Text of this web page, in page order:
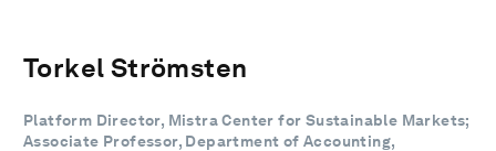
Torkel Strömsten
Platform Director, Mistra Center for Sustainable Markets;
Associate Professor, Department of Accounting,